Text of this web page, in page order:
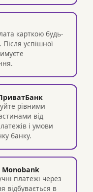
карткою будь-
Після успішної
рівними
від
і умови
банку.
платежі через
відбувається в